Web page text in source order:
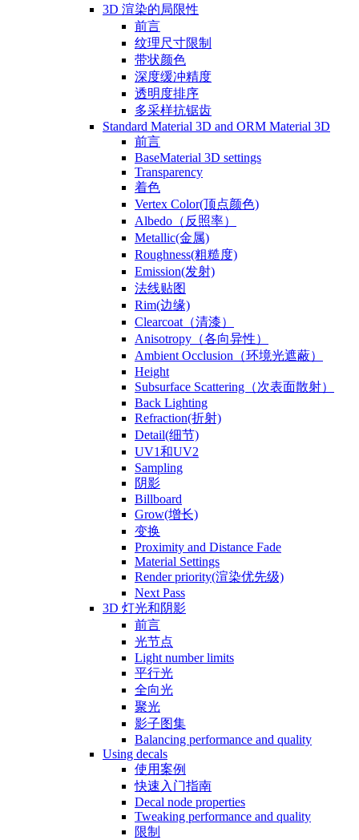
3D 渲染的局限性
前言
纹理尺寸限制
带状颜色
深度缓冲精度
透明度排序
多采样抗锯齿
Standard Material 3D and ORM Material 3D
前言
BaseMaterial 3D settings
Transparency
着色
Vertex Color(顶点颜色)
Albedo（反照率）
Metallic(金属)
Roughness(粗糙度)
Emission(发射)
法线贴图
Rim(边缘)
Clearcoat（清漆）
Anisotropy（各向异性）
Ambient Occlusion（环境光遮蔽）
Height
Subsurface Scattering（次表面散射）
Back Lighting
Refraction(折射)
Detail(细节)
UV1和UV2
Sampling
阴影
Billboard
Grow(增长)
变换
Proximity and Distance Fade
Material Settings
Render priority(渲染优先级)
Next Pass
3D 灯光和阴影
前言
光节点
Light number limits
平行光
全向光
聚光
影子图集
Balancing performance and quality
Using decals
使用案例
快速入门指南
Decal node properties
Tweaking performance and quality
限制